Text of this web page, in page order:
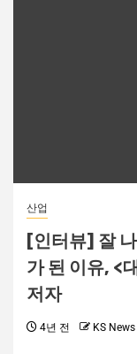
산업
[인터뷰] 잘
가 된 이유, <
저자
4년 전 KS News